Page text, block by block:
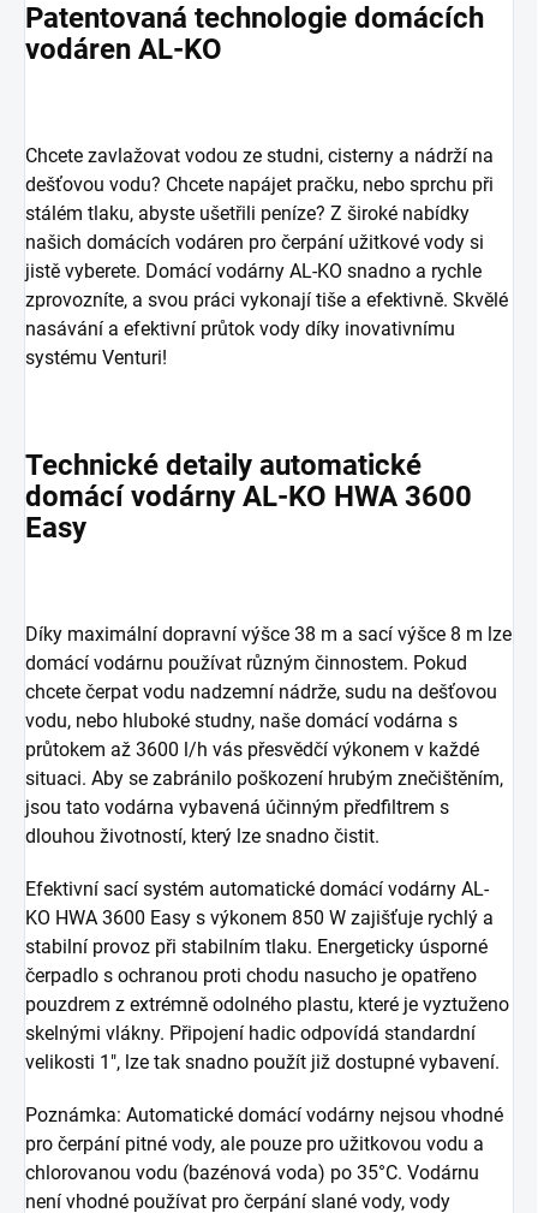
Patentovaná technologie domácích
vodáren AL-KO
Chcete zavlažovat vodou ze studni, cisterny a nádrží na
dešťovou vodu? Chcete napájet pračku, nebo sprchu při
stálém tlaku, abyste ušetřili peníze? Z široké nabídky
našich domácích vodáren pro čerpání užitkové vody si
jistě vyberete. Domácí vodárny AL-KO snadno a rychle
zprovozníte, a svou práci vykonají tiše a efektivně. Skvělé
nasávání a efektivní průtok vody díky inovativnímu
systému Venturi!
Technické detaily automatické
domácí vodárny AL-KO HWA 3600
Easy
Díky maximální dopravní výšce 38 m a sací výšce 8 m lze
domácí vodárnu používat různým činnostem. Pokud
chcete čerpat vodu nadzemní nádrže, sudu na dešťovou
vodu, nebo hluboké studny, naše domácí vodárna s
průtokem až 3600 l/h vás přesvědčí výkonem v každé
situaci. Aby se zabránilo poškození hrubým znečištěním,
jsou tato vodárna vybavená účinným předfiltrem s
dlouhou životností, který lze snadno čistit.
Efektivní sací systém automatické domácí vodárny AL-
KO HWA 3600 Easy s výkonem 850 W zajišťuje rychlý a
stabilní provoz při stabilním tlaku. Energeticky úsporné
čerpadlo s ochranou proti chodu nasucho je opatřeno
pouzdrem z extrémně odolného plastu, které je vyztuženo
skelnými vlákny. Připojení hadic odpovídá standardní
velikosti 1", lze tak snadno použít již dostupné vybavení.
Poznámka: Automatické domácí vodárny nejsou vhodné
pro čerpání pitné vody, ale pouze pro užitkovou vodu a
chlorovanou vodu (bazénová voda) po 35°C. Vodárnu
není vhodné používat pro čerpání slané vody, vody